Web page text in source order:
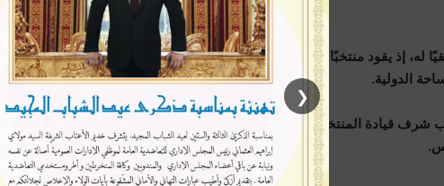
ستكون المرحلة القادمة اختبارًا حقيقيًا له، إذ يقود منتخبًا يحتل المركز الثامن عالميًا في تصنيف FIFA، ويطمح إلى
الدولية.
قيادة المنتخب الوطني في مرحلة تتطلب إعادة ترتيب الأوراق وفتح
❮